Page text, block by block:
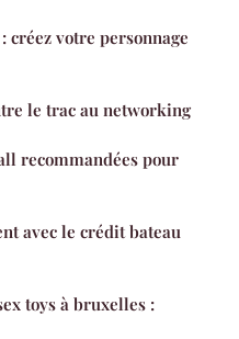
créez votre personnage
le trac au networking
recommandées pour
avec le crédit bateau
toys à bruxelles :